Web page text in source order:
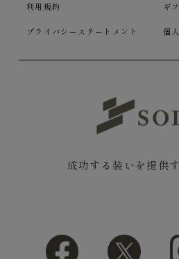
スラックスの内側。バックポケ
利用規約 ギ
プライバシーステートメント 個
成功する装いを提